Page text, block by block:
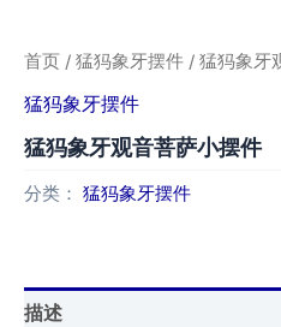
首页 / 猛犸象牙摆件 / 猛犸象牙
猛犸象牙摆件
猛犸象牙观音菩萨小摆件
分类： 猛犸象牙摆件
描述